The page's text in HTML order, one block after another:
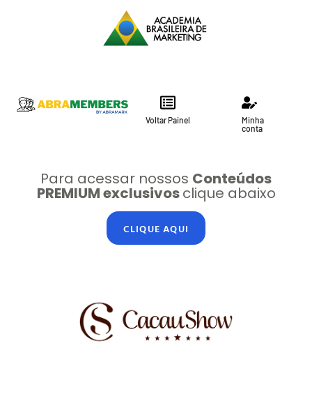
Voltar Painel
Minha
conta
Para acessar nossos Conteúdos
PREMIUM exclusivosclique abaixo
CLIQUE AQUI